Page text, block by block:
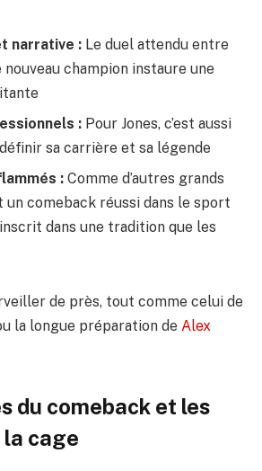
narrative : Le duel attendu entre
champion instaure une
: Pour Jones, c’est aussi
sa carrière et sa légende
: Comme d’autres grands
un comeback réussi dans le sport
dans une tradition que les
de près, tout comme celui de
la longue préparation de Alex
du comeback et les
cage